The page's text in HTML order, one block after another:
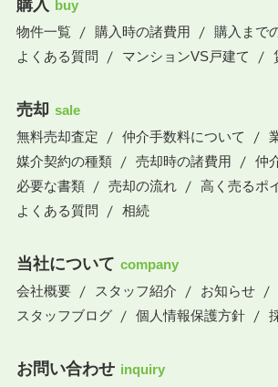
購入 buy
物件一覧
購入時の諸費用
購入まで
よくある質問
マンションVS戸建て
売却 sale
無料売却査定
仲介手数料について
媒介契約の種類
売却時の諸費用
仲
必要な書類
売却の流れ
高く売るポ
よくある質問
相続
当社について company
会社概要
スタッフ紹介 お知らせ
スタッフブログ
個人情報保護方針
お問い合わせ inquiry